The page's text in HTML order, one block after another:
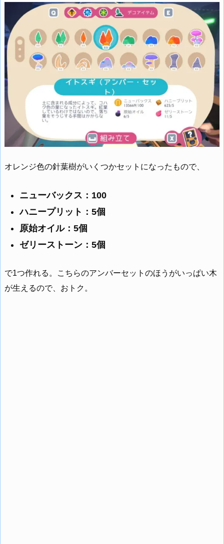
オレンジ色の針葉樹がいくつかセットになったもので、
ニューバックス：100
ハニープリット：5個
原始オイル：5個
ゼリーストーン：5個
で1つ作れる。こちらのアンバーセットのほうがいっぱい木
が生えるので、おトク。